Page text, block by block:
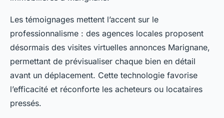
Les témoignages mettent l’accent sur le
professionnalisme : des agences locales proposent
désormais des visites virtuelles annonces Marignane,
permettant de prévisualiser chaque bien en détail
avant un déplacement. Cette technologie favorise
l’efficacité et réconforte les acheteurs ou locataires
pressés.